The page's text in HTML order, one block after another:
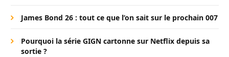
James Bond 26 : tout ce que l’on sait sur le prochain 007
Pourquoi la série GIGN cartonne sur Netflix depuis sa
sortie ?